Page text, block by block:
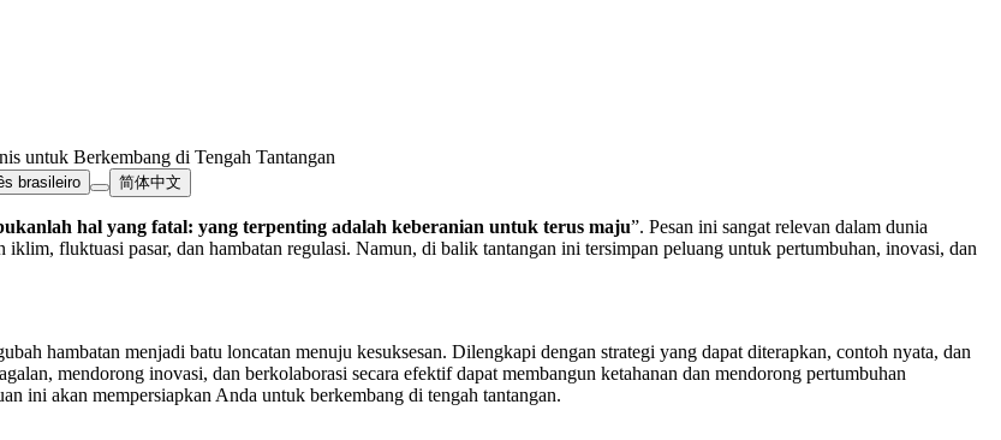
untuk Berkembang di Tengah Tantangan
brasileiro 简体中文
hal yang fatal: yang terpenting adalah keberanian untuk terus maju”. Pesan ini sangat relevan dalam dunia
iklim, fluktuasi pasar, dan hambatan regulasi. Namun, di balik tantangan ini tersimpan peluang untuk pertumbuhan, inovasi, dan
hambatan menjadi batu loncatan menuju kesuksesan. Dilengkapi dengan strategi yang dapat diterapkan, contoh nyata, dan
mendorong inovasi, dan berkolaborasi secara efektif dapat membangun ketahanan dan mendorong pertumbuhan
ini akan mempersiapkan Anda untuk berkembang di tengah tantangan.